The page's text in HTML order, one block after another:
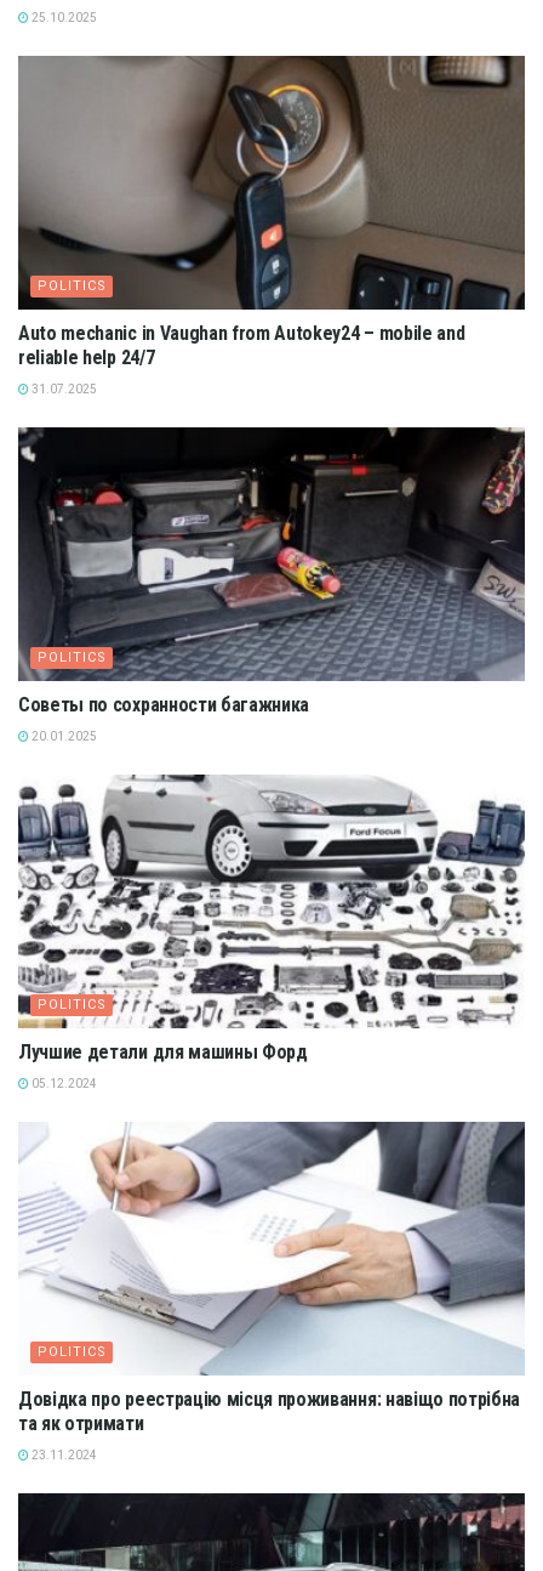
25.10.2025
POLITICS
Auto mechanic in Vaughan from Autokey24 – mobile and
reliable help 24/7
31.07.2025
POLITICS
Советы по сохранности багажника
20.01.2025
POLITICS
Лучшие детали для машины Форд
05.12.2024
POLITICS
Довідка про реестрацію місця проживання: навіщо потрібна
та як отримати
23.11.2024